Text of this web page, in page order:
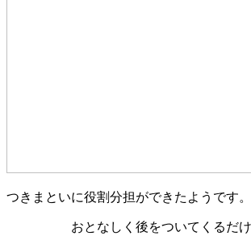
つきまといに役割分担ができたようです
おとなしく後をついてくるだ